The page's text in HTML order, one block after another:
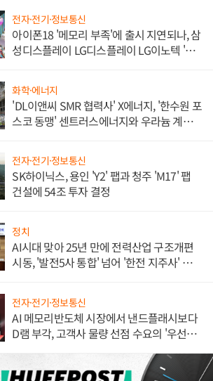
전자·전기·정보통신
아이폰18 '메모리 부족'에 출시 지연되나, 삼
성디스플레이 LG디스플레이 LG이노텍 '탈
화학·에너지
'DL이앤씨 SMR 협력사' X에너지, '한수원 포
스코 동맹' 센트러스에너지와 우라늄 계약
전자·전기·정보통신
SK하이닉스, 용인 'Y2' 팹과 청주 'M17' 팹
건설에 54조 투자 결정
정치
AI시대 맞아 25년 만에 전력산업 구조개편
시동, '발전5사 통합' 넘어 '한전 지주사' 재편
전자·전기·정보통신
AI 메모리반도체 시장에서 낸드플래시보다
D램 부각, 고객사 물량 선점 수요의 '우선순